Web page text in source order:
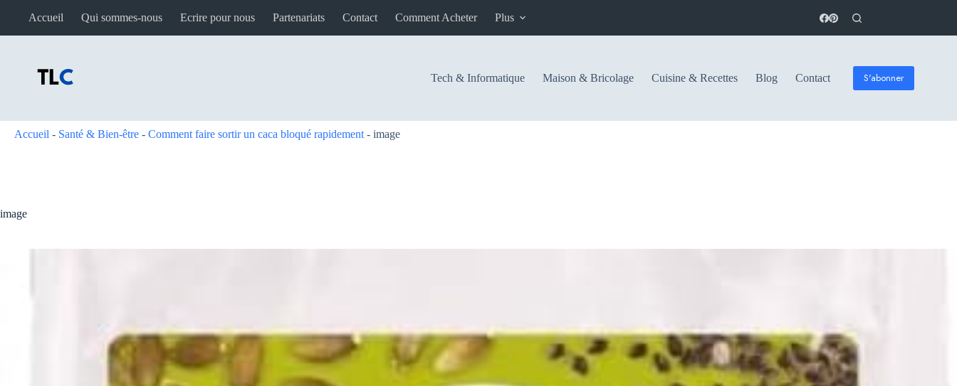
Accueil Qui sommes-nous Ecrire pour nous Partenariats Contact Comment Acheter Plus
Tech & Informatique Maison & Bricolage Cuisine & Recettes Blog Contact S'abonner
Accueil - Santé & Bien-être - Comment faire sortir un caca bloqué rapidement - image
image